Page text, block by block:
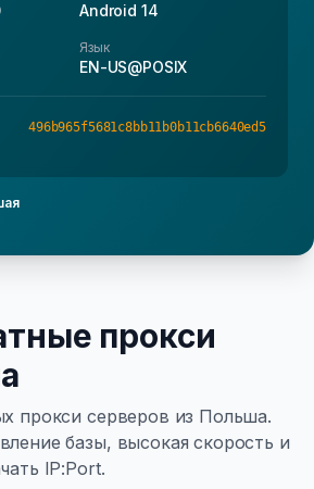
Android 14
Язык
EN-US@POSIX
496b965f5681c8bb11b0b11cb6640ed5
прокси
прокси серверов из Польша.
базы, высокая скорость и
IP:Port.